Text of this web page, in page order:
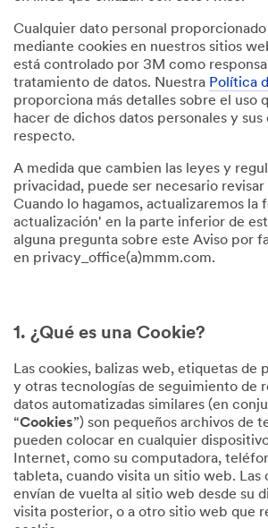
Cualquier dato personal
mediante cookies en nuestros sitios
está controlado por 3M como
tratamiento de datos. Nuestra Política
proporciona más detalles sobre el uso
hacer de dichos datos personales y sus
respecto.
A medida que cambien las leyes y
privacidad, puede ser necesario revisar
Cuando lo hagamos, actualizaremos la
actualización' en la parte inferior de
alguna pregunta sobre este Aviso por
en privacy_office(a)mmm.com.
1. ¿Qué es una Cookie?
Las cookies, balizas web, etiquetas de
y otras tecnologías de seguimiento de
datos automatizadas similares (en
“Cookies”) son pequeños archivos de
pueden colocar en cualquier
Internet, como su computadora,
tableta, cuando visita un sitio web. Las
envían de vuelta al sitio web desde su
visita posterior, o a otro sitio web que